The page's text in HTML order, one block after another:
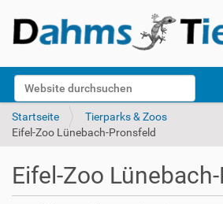
Website durchsuchen
k
Startseite
Tierparks & Zoos
Eifel-Zoo Lünebach-Pronsfeld
Eifel-Zoo